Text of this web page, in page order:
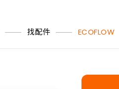
找配件 ECOFLOW